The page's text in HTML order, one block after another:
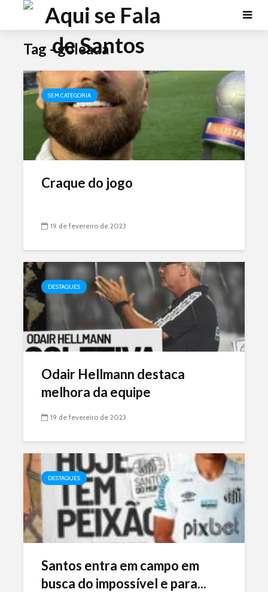
Tag - goleada
SEM CATEGORIA
Craque do jogo
19 de fevereiro de 2023
DESTAQUES
Odair Hellmann destaca
melhora da equipe
19 de fevereiro de 2023
DESTAQUES
Santos entra em campo em
busca do impossível e para...